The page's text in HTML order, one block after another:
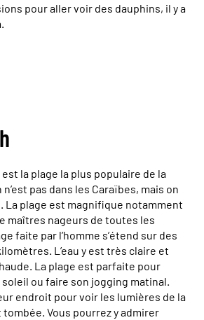
pour aller voir des dauphins, il y a
la plage la plus populaire de la
pas dans les Caraïbes, mais on
La plage est magnifique notamment
maîtres nageurs de toutes les
faite par l’homme s’étend sur des
L’eau y est très claire et
La plage est parfaite pour
ou faire son jogging matinal.
endroit pour voir les lumières de la
Vous pourrez y admirer